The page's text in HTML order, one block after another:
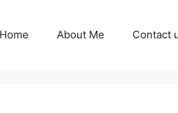
Home About Me Contact